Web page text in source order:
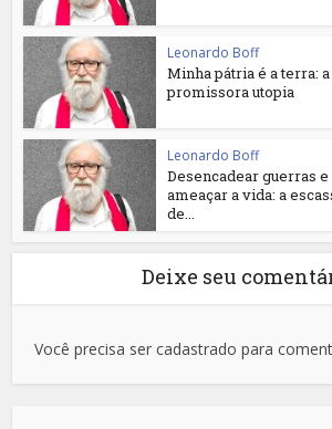
Leonardo Boff
Minha pátria é a terra: a
promissora utopia
Leonardo Boff
Desencadear guerras e
ameaçar a vida: a
de...
Deixe seu
Você precisa ser cadastrado para